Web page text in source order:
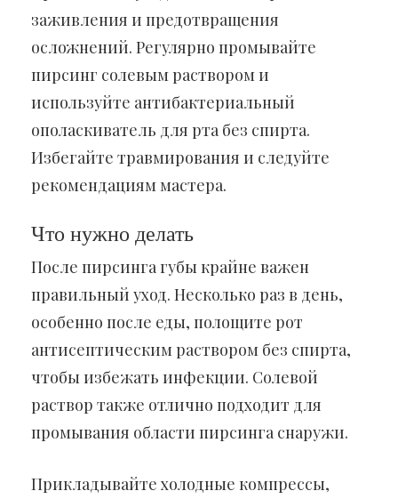
заживления и предотвращения
осложнений. Регулярно промывайте
пирсинг солевым раствором и
используйте антибактериальный
ополаскиватель для рта без спирта.
Избегайте травмирования и следуйте
рекомендациям мастера.
Что нужно делать
После пирсинга губы крайне важен
правильный уход. Несколько раз в день,
особенно после еды, полощите рот
антисептическим раствором без спирта,
чтобы избежать инфекции. Солевой
раствор также отлично подходит для
промывания области пирсинга снаружи.
Прикладывайте холодные компрессы,